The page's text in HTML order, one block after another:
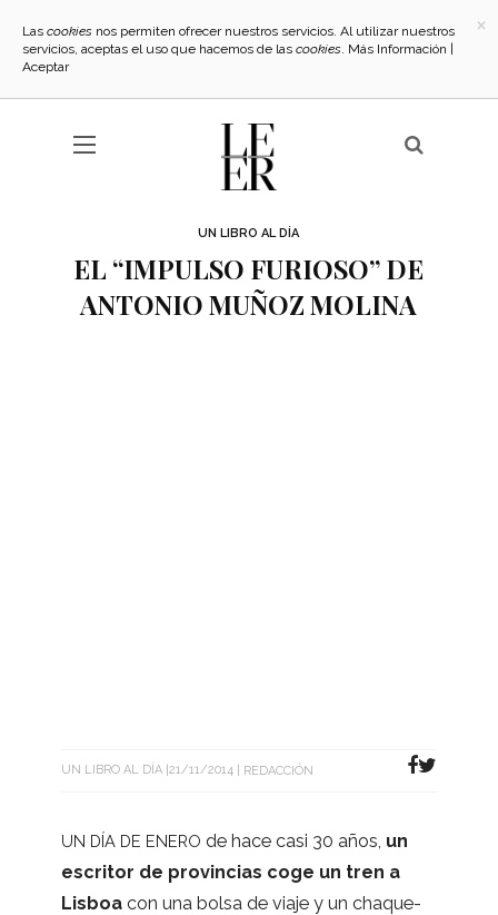
UN LIBRO AL DÍA
EL “IMPULSO FURIOSO” DE
ANTONIO MUÑOZ MOLINA
UN LIBRO AL DÍA 21/11/2014 REDACCIÓN
UN DÍA DE ENERO de hace casi 30 años, un
escri­tor de pro­vin­cias coge un tren a
Lis­boacon una bolsa de viaje y un cha­que­
×
Las cookies nos permiten ofrecer nuestros servicios. Al utilizar nuestros
servicios, aceptas el uso que hacemos de las cookies. Más Información
Aceptar